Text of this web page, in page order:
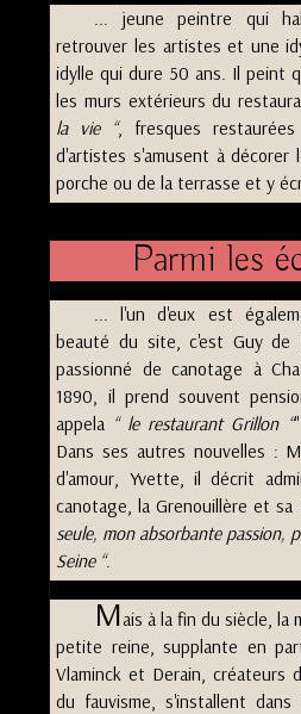
... jeune peintre qui
retrouver les artistes et une
idylle qui dure 50 ans. Il peint
les murs extérieurs du
la vie
, fresques
d'artistes s'amusent à décorer
porche ou de la terrasse et y
Parmi les
... l'un d'eux est
beauté du site, c'est Guy de
passionné de canotage à
1890, il prend souvent
appela
le restaurant Grillon
Dans ses autres nouvelles :
d'amour, Yvette, il décrit
canotage, la Grenouillère et sa
seule, mon absorbante passion,
Seine .
Mais à la fin du siècle, la
petite reine, supplante en
Vlaminck et Derain, créateurs
du fauvisme, s'installent